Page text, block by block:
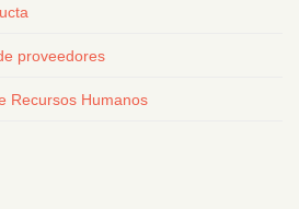
proveedores
Recursos Humanos